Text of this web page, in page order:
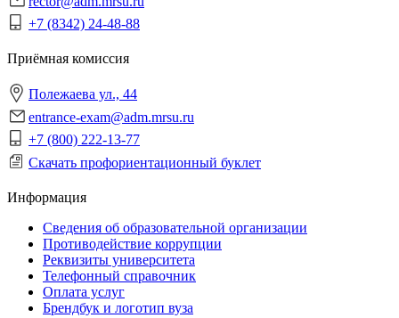
+7 (8342) 24-48-88
Приёмная комиссия
Полежаева ул., 44
entrance-exam@adm.mrsu.ru
+7 (800) 222-13-77
Скачать профориентационный буклет
Информация
Сведения об образовательной организации
Противодействие коррупции
Реквизиты университета
Телефонный справочник
Оплата услуг
Брендбук и логотип вуза